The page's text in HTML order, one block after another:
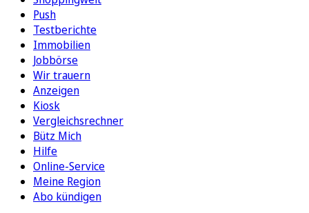
Push
Testberichte
Immobilien
Jobbörse
Wir trauern
Anzeigen
Kiosk
Vergleichsrechner
Bütz Mich
Hilfe
Online-Service
Meine Region
Abo kündigen